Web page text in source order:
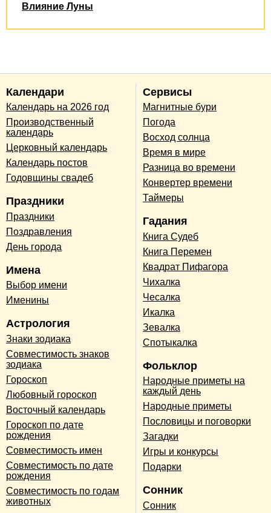
Влияние Луны
Календари
Календарь на 2026 год
Производственный
календарь
Церковный календарь
Календарь постов
Годовщины свадеб
Праздники
Праздники
Поздравления
День города
Имена
Выбор имени
Именины
Астрология
Знаки зодиака
Совместимость знаков
зодиака
Гороскоп
Любовный гороскоп
Восточный календарь
Гороскоп по дате
рождения
Совместимость имен
Совместимость по дате
рождения
Совместимость по годам
животных
Сервисы
Магнитные бури
Погода
Восход солнца
Время в мире
Разница во времени
Конвертер времени
Таймеры
Гадания
Книга Судеб
Книга Перемен
Квадрат Пифагора
Чихалка
Чесалка
Икалка
Зевалка
Спотыкалка
Фольклор
Народные приметы на
каждый день
Народные приметы
Пословицы и поговорки
Загадки
Игры и конкурсы
Подарки
Сонник
Сонник